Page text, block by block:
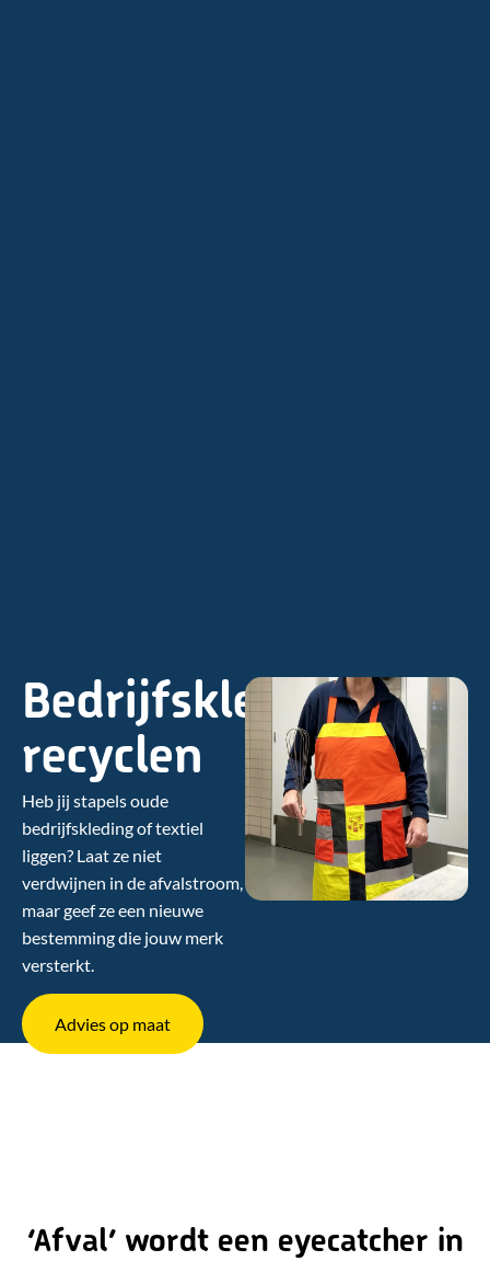
Bedrijfskleding
recyclen
Heb jij stapels oude
bedrijfskleding of textiel
liggen? Laat ze niet
verdwijnen in de afvalstroom,
maar geef ze een nieuwe
bestemming die jouw merk
versterkt.
Advies op maat
‘Afval’ wordt een eyecatcher in